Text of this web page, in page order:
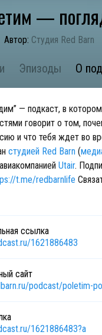
—
Автор: Студия Red Barn
Эпизоды О
— подкаст, в
говорит о том,
и что тебя ждет во
студией Red Barn (
Utair.
t.me/redbarnlife
ссылка
1621886483
сайт
podcast/poletim-
1621886483?a